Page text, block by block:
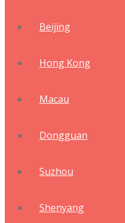
Beijing
Hong Kong
Macau
Dongguan
Suzhou
Shenyang